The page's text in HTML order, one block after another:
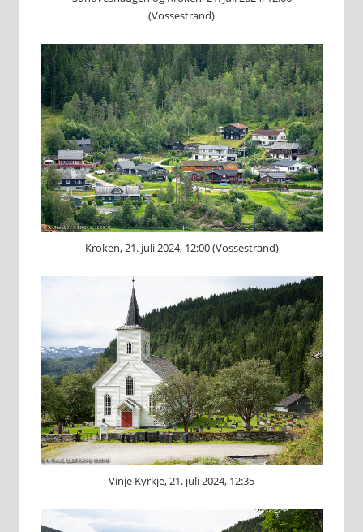
(Vossestrand)
Kroken, 21. juli 2024, 12:00 (Vossestrand)
Vinje Kyrkje, 21. juli 2024, 12:35